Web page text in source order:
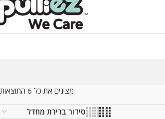
מציגים את כל ⁦6⁩ התוצאות